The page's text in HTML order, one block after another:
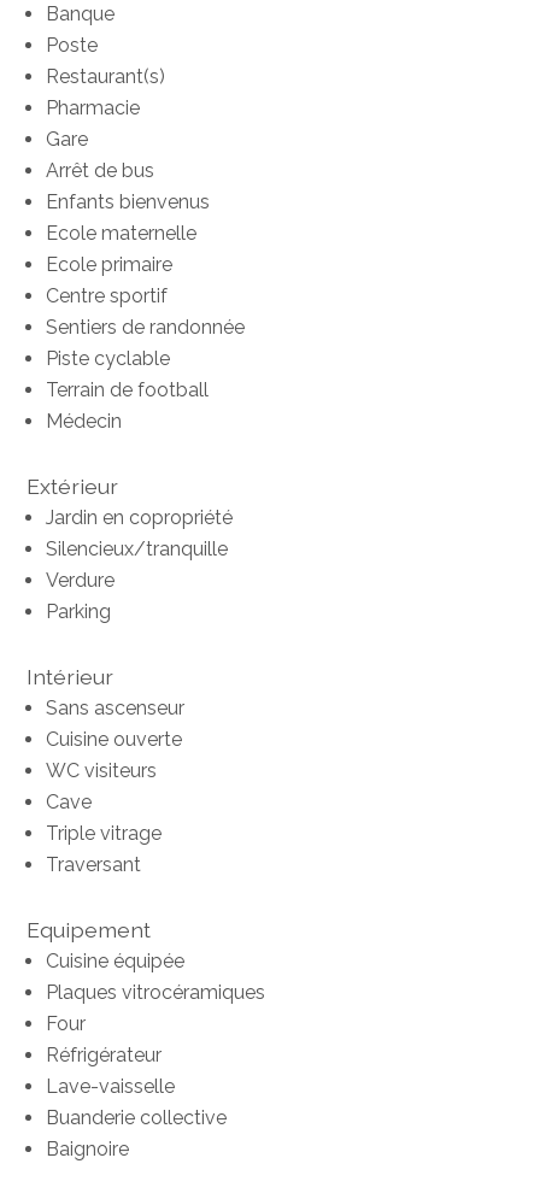
Banque
Poste
Restaurant(s)
Pharmacie
Gare
Arrêt de bus
Enfants bienvenus
Ecole maternelle
Ecole primaire
Centre sportif
Sentiers de randonnée
Piste cyclable
Terrain de football
Médecin
Extérieur
Jardin en copropriété
Silencieux/tranquille
Verdure
Parking
Intérieur
Sans ascenseur
Cuisine ouverte
WC visiteurs
Cave
Triple vitrage
Traversant
Equipement
Cuisine équipée
Plaques vitrocéramiques
Four
Réfrigérateur
Lave-vaisselle
Buanderie collective
Baignoire